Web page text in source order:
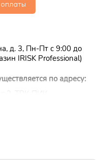
д. 3, Пн-Пт с 9:00 до
IRISK Professional)
по адресу:
до 22:00 (магазин